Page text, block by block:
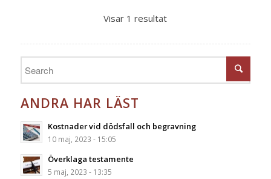
Visar 1 resultat
ANDRA HAR LÄST
Kostnader vid dödsfall och begravning
10 maj, 2023 - 15:05
Överklaga testamente
5 maj, 2023 - 13:35